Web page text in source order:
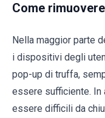
Come
Nella maggior parte
i dispositivi degli
pop-up di truffa,
essere sufficiente. In
essere difficili da